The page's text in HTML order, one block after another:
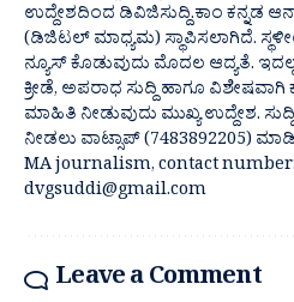
ಉದ್ದೇಶದಿಂದ ಡಿವಿಜಿಸುದ್ದಿ.ಕಾಂ ಕನ್ನಡ
(ಡಿಜಿಟಲ್ ಮಾಧ್ಯಮ) ಸ್ಥಾಪಿಸಲಾಗಿದೆ.
ನ್ಯೂಸ್ ಕೊಡುವುದು ಮೊದಲ ಆದ್ಯತೆ.
ಕ್ರೀಡೆ, ಅಪರಾಧ ಸುದ್ದಿ ಹಾಗೂ ವಿಶೇಷವಾಗಿ
ಮಾಹಿತಿ ನೀಡುವುದು ಮುಖ್ಯ ಉದ್ದೇಶ.
ನೀಡಲು ವಾಟ್ಸಾಪ್ (7483892205)
MA journalism, contact
dvgsuddi@gmail.com
Leave a Comment